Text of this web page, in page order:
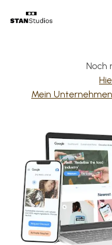
Noch
Mein